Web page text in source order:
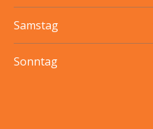
Samstag
Sonntag